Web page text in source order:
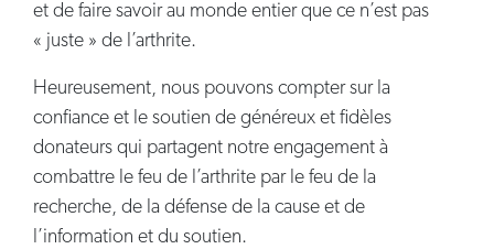
et de faire savoir au monde entier que ce n’est pas
« juste » de l’arthrite.
Heureusement, nous pouvons compter sur la
confiance et le soutien de généreux et fidèles
donateurs qui partagent notre engagement à
combattre le feu de l’arthrite par le feu de la
recherche, de la défense de la cause et de
l’information et du soutien.